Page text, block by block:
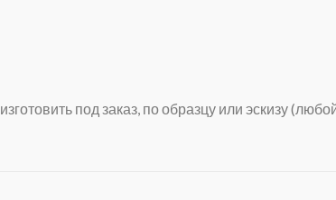
под заказ, по образцу или эскизу